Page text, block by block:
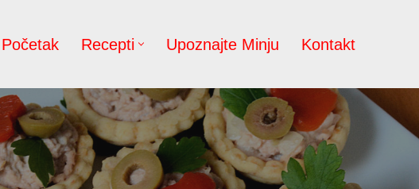
Početak Recepti Upoznajte Minju Kontakt